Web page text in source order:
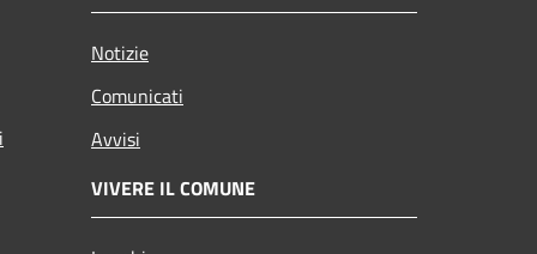
Notizie
Comunicati
Avvisi
VIVERE IL COMUNE